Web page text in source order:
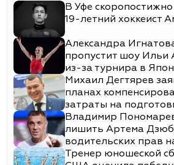
В Уфе скоропостижно
19-летний хоккеист
Александра
пропустит шоу Ильи
из-за турнира в
Михаил Дегтярев
планах
затраты на
Владимир
лишить Артема
водительских прав
Тренер юношеской